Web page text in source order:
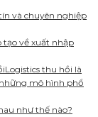
và chuyên nghiệp
tạo về xuất nhập
Logistics thu hồi là
mô hình phổ
như thế nào?